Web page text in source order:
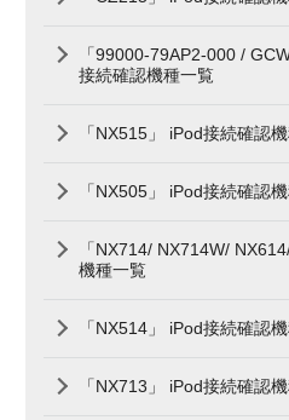
「99000-79AP2-000 /
接続確認機種一覧
「NX515」 iPod接続確認
「NX505」 iPod接続確認
「NX714/ NX714W/
機種一覧
「NX514」 iPod接続確認
「NX713」 iPod接続確認